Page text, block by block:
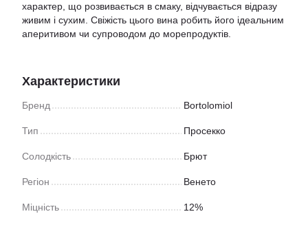
характер, що розвивається в смаку, відчувається відразу
живим і сухим. Свіжість цього вина робить його ідеальним
аперитивом чи супроводом до морепродуктів.
Характеристики
Бренд Bortolomiol
Тип Просекко
Солодкість Брют
Регіон Венето
Міцність 12%